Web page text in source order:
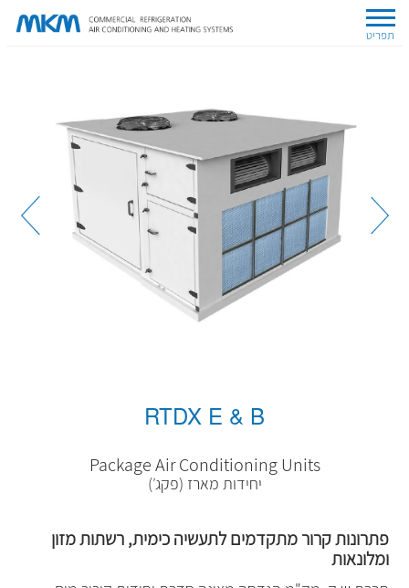
תפריט
RTDX E & B
Package Air Conditioning Units
יחידות מארז (פקג׳)
פתרונות קרור מתקדמים לתעשיה כימית, רשתות מזון
ומלונאות